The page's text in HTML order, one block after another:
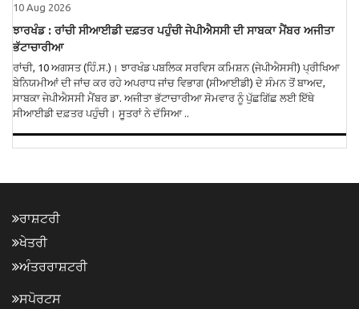
10 Aug 2026
ਝਾਰਖੰਡ : ਰਾਂਚੀ ਸੀਆਈਡੀ ਦਫ਼ਤਰ ਪਹੁੰਚੀ ਜੇਪੀਐਸਸੀ ਦੀ ਸਾਬਕਾ ਮੈਂਬਰ ਅਜੀਤਾ
ਭੱਟਾਚਾਰੀਆ
ਰਾਂਚੀ, 10 ਅਗਸਤ (ਹਿੰ.ਸ.)। ਝਾਰਖੰਡ ਪਬਲਿਕ ਸਰਵਿਸ ਕਮਿਸ਼ਨ (ਜੇਪੀਐਸਸੀ) ਪ੍ਰੀਖਿਆ
ਬੇਨਿਯਮੀਆਂ ਦੀ ਜਾਂਚ ਕਰ ਰਹੇ ਅਪਰਾਧ ਜਾਂਚ ਵਿਭਾਗ (ਸੀਆਈਡੀ) ਦੇ ਸੰਮਨ ਤੋਂ ਬਾਅਦ,
ਸਾਬਕਾ ਜੇਪੀਐਸਸੀ ਮੈਂਬਰ ਡਾ. ਅਜੀਤਾ ਭੱਟਾਚਾਰੀਆ ਸੋਮਵਾਰ ਨੂੰ ਪੁੱਛਗਿੱਛ ਲਈ ਇੱਥੇ
ਸੀਆਈਡੀ ਦਫ਼ਤਰ ਪਹੁੰਚੀ। ਸੂਤਰਾਂ ਨੇ ਦੱਸਿਆ ..
ਰਾਸ਼ਟਰੀ
ਖੇਤਰੀ
ਅੰਤਰਰਾਸ਼ਟਰੀ
ਸਪੋਰਟਸ